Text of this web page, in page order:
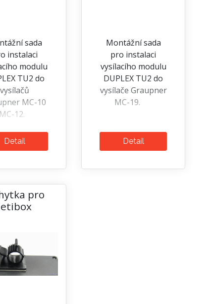
sada
instalaci
modulu
TU2 do
vysílačů
MC-10
12.
Detail
Montážní sada
pro instalaci
vysílacího modulu
DUPLEX TU2 do
vysílače Graupner
MC-19.
Detail
pro